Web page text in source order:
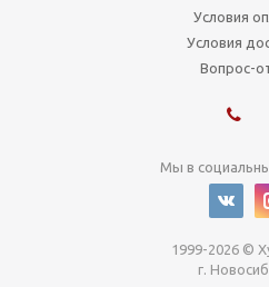
Условия
Условия
Вопрос-
Мы в
1999-2026 ©
г.